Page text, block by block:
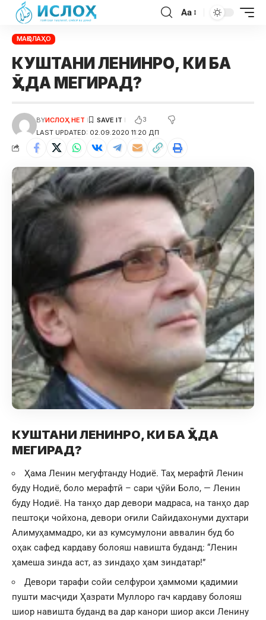
Aa
МАҚОЛАҲО
КУШТАНИ ЛЕНИНРО, КИ БА
ӮҲДА МЕГИРАД?
LAST UPDATED: 02.09.2020 11:20 ДП
BYИСЛОҲ НЕТ 3
КУШТАНИ ЛЕНИНРО, КИ БА ӮҲДА
МЕГИРАД?
Ҳама Ленин мегуфтанду Нодиё. Таҳ мерафтӣ Ленин
буду Нодиё, боло мерафтӣ – сари ҷӯйи Боло, — Ленин
буду Нодиё. На танҳо дар девори мадраса, на танҳо дар
пештоқи чойхона, девори оғили Сайидахонуми духтари
Алимуҳаммадро, ки аз кумсумулони аввалин буд бо
оҳак сафед кардаву болояш навишта буданд: “Ленин
ҳамеша зинда аст, аз зиндаҳо ҳам зиндатар!”
Девори тарафи сойи селфурои ҳаммоми қадимии
пушти масҷиди Ҳазрати Муллоро гач кардаву болояш
шиор навишта буданд ва дар канори шиор акси Ленину